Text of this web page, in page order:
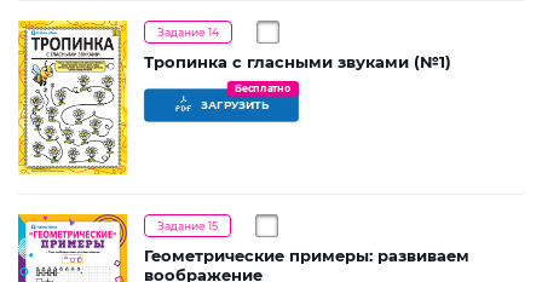
Задание 14
Тропинка с гласными звуками (№1)
ЗАГРУЗИТЬ
Бесплатно
Задание 15
Геометрические примеры: развиваем
воображение